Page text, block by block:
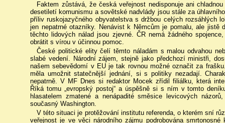
Faktem zůstává, že česká veřejnost nedisponuje ani
desetiletí komunismu a sovětské nadvlády jsou stále za
příliv ruskojazyčného obyvatelstva s držbou celých rozsáhlých
jen nepatrné otazníky. Nenávist k Němcům je pomalu, ale jistě
těchto lidových nálad jsou zjevné. ČR nemá žádného
obrátit s vírou v účinnou pomoc.
České politické elity čelí těmto náladám s malou odvahou
slabé vedení. Národní zájem, stejně jako předchozí ministři,
našem sebevědomí v EU je tak rovnou možné označit za
měla umožnit statečnější jednání, si s politiky nezadají.
nepatrně. V MF Dnes si redaktor Mocek zřídil filiálku, která
Říká tomu „evropský postoj“ a úspěšně si s ním v tomto
hlasatelem zmatené a nenápadité směsice levicových
současný Washington.
V této situaci je protěžování institutu referenda, o kterém sní
veřejnost je ve věci národního zájmu podrobována